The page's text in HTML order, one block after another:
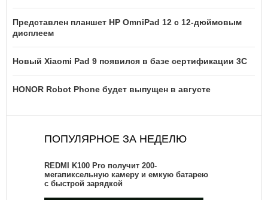
Представлен планшет HP OmniPad 12 с 12-дюймовым
дисплеем
Новый Xiaomi Pad 9 появился в базе сертификации 3C
HONOR Robot Phone будет выпущен в августе
ПОПУЛЯРНОЕ ЗА НЕДЕЛЮ
REDMI K100 Pro получит 200-
мегапиксельную камеру и емкую батарею
с быстрой зарядкой